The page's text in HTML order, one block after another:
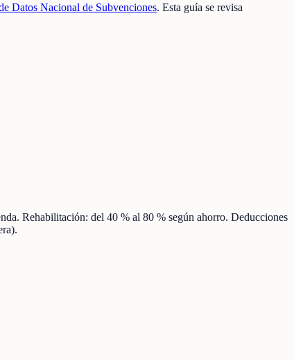
Datos Nacional de Subvenciones. Esta guía se revisa
Rehabilitación: del 40 % al 80 % según ahorro. Deducciones